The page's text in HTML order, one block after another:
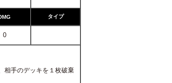
タイプ
0
相手のデッキを１枚破棄